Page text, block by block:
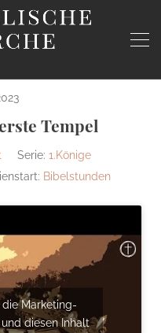
Tempel
Serie: 1.Könige
Bibelstunden
die Marketing-
diesen Inhalt